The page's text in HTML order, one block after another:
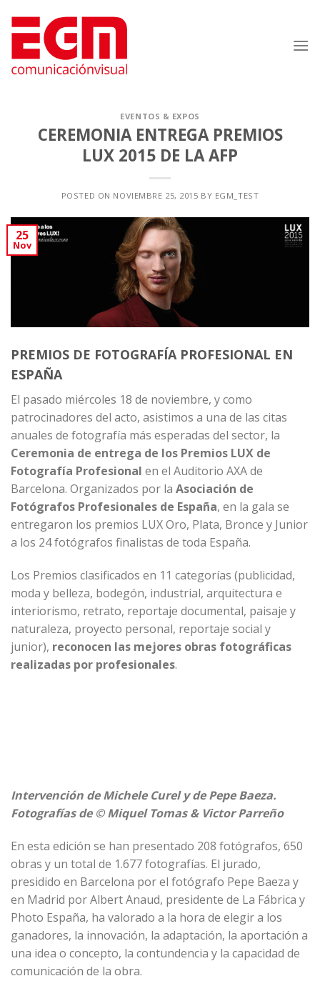
contenido
EVENTOS & EXPOS
CEREMONIA ENTREGA PREMIOS
LUX 2015 DE LA AFP
POSTED ON NOVIEMBRE 25, 2015 BY EGM_TEST
25
Nov
PREMIOS DE FOTOGRAFÍA PROFESIONAL EN
ESPAÑA
El pasado miércoles 18 de noviembre, y como
patrocinadores del acto, asistimos a una de las citas
anuales de fotografía más esperadas del sector, la
Ceremonia de entrega de los Premios LUX de
Fotografía Profesional en el Auditorio AXA de
Barcelona. Organizados por la Asociación de
Fotógrafos Profesionales de España, en la gala se
entregaron los premios LUX Oro, Plata, Bronce y Junior
a los 24 fotógrafos finalistas de toda España.
Los Premios clasificados en 11 categorías (publicidad,
moda y belleza, bodegón, industrial, arquitectura e
interiorismo, retrato, reportaje documental, paisaje y
naturaleza, proyecto personal, reportaje social y
junior), reconocen las mejores obras fotográficas
realizadas por profesionales.
Intervención de Michele Curel y de Pepe Baeza.
Fotografías de © Miquel Tomas & Victor Parreño
En esta edición se han presentado 208 fotógrafos, 650
obras y un total de 1.677 fotografías. El jurado,
presidido en Barcelona por el fotógrafo Pepe Baeza y
en Madrid por Albert Anaud, presidente de La Fábrica y
Photo España, ha valorado a la hora de elegir a los
ganadores, la innovación, la adaptación, la aportación a
una idea o concepto, la contundencia y la capacidad de
comunicación de la obra.